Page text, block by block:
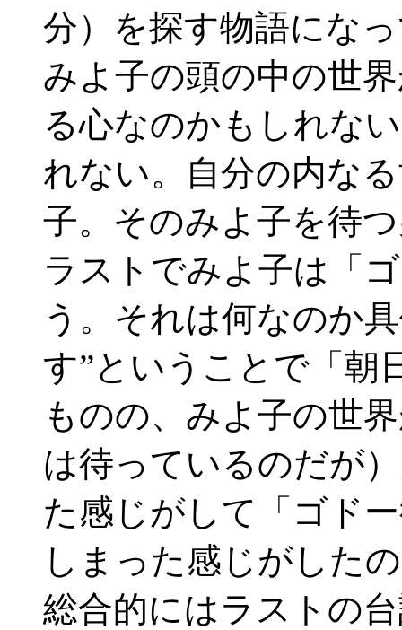
分）を探す物語にな
みよ子の頭の中の世
る心なのかもしれな
れない。自分の内な
子。そのみよ子を待
ラストでみよ子は「
う。それは何なのか
す”ということで「朝
ものの、みよ子の世
は待っているのだが
た感じがして「ゴド
しまった感じがした
総合的にはラストの